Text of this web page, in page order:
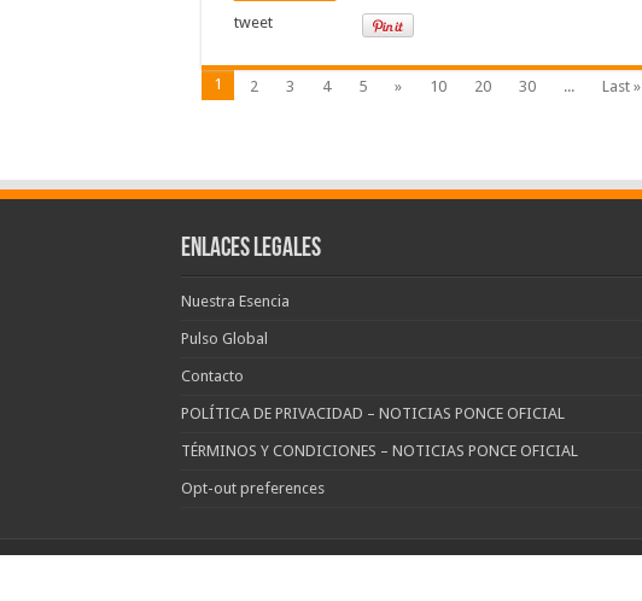
tweet
1 2 3 4 5 » 10 20 30 ... Last »
Enlaces Legales
Nuestra Esencia
Pulso Global
Contacto
POLÍTICA DE PRIVACIDAD – NOTICIAS PONCE OFICIAL
TÉRMINOS Y CONDICIONES – NOTICIAS PONCE OFICIAL
Opt-out preferences